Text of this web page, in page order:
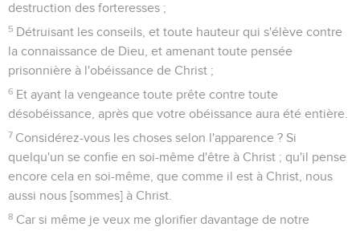
destruction des forteresses ;
5 Détruisant les conseils, et toute hauteur qui s'élève contre
la connaissance de Dieu, et amenant toute pensée
prisonnière à l'obéissance de Christ ;
6 Et ayant la vengeance toute prête contre toute
désobéissance, après que votre obéissance aura été entière.
7 Considérez-vous les choses selon l'apparence ? Si
quelqu'un se confie en soi-même d'être à Christ ; qu'il pense
encore cela en soi-même, que comme il est à Christ, nous
aussi nous [sommes] à Christ.
8 Car si même je veux me glorifier davantage de notre